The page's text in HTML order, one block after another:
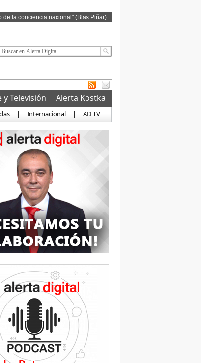
de la conciencia nacional" (Blas Piñar)
y Televisión
Alerta Kostka
| Internacional | AD TV